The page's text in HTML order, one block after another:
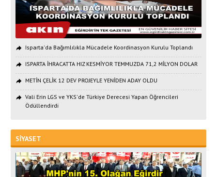
Isparta'da Bağımlılıkla Mücadele Koordinasyon Kurulu Toplandı
ISPARTA İHRACATTA HIZ KESMİYOR TEMMUZDA 71,2 MİLYON DOLAR
METİN ÇELİK 12 DEV PROJEYLE YENİDEN ADAY OLDU
Vali Erin LGS ve YKS'de Türkiye Derecesi Yapan Öğrencileri
Ödüllendirdi
SİYASET